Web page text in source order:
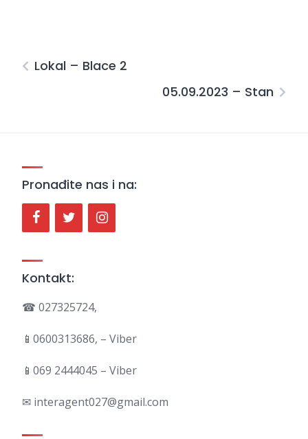
Lokal – Blace 2
05.09.2023 – Stan
Pronađite nas i na:
Kontakt:
☎ 027325724,
📱0600313686, – Viber
📱069 2444045 – Viber
✉ interagent027@gmail.com